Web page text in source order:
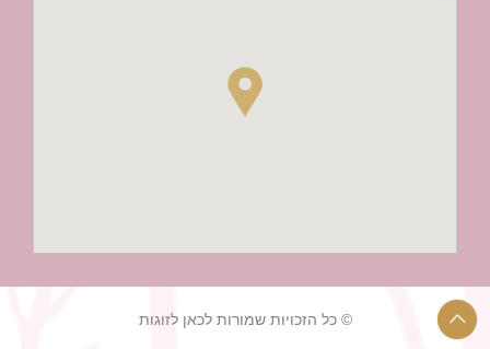
© כל הזכויות שמורות לכאן לזוגות